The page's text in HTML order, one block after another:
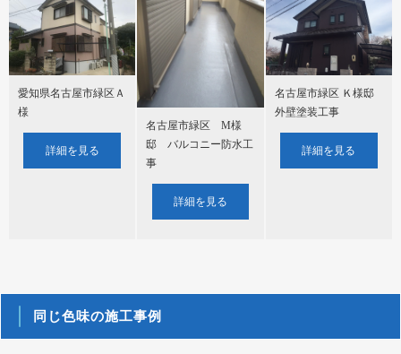
愛知県名古屋市緑区Ａ
様
詳細を見る
名古屋市緑区 M様
邸 バルコニー防水工
事
詳細を見る
名古屋市緑区 Ｋ様邸
外壁塗装工事
詳細を見る
同じ色味の施工事例